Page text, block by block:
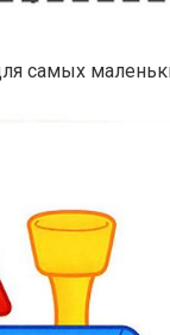
самых